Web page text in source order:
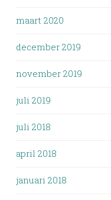
maart 2020
december 2019
november 2019
juli 2019
juli 2018
april 2018
januari 2018